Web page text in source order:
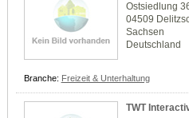
Ostsiedlung
04509
Sachsen
Deutschland
Branche: Freizeit & Unterhaltung
TWT